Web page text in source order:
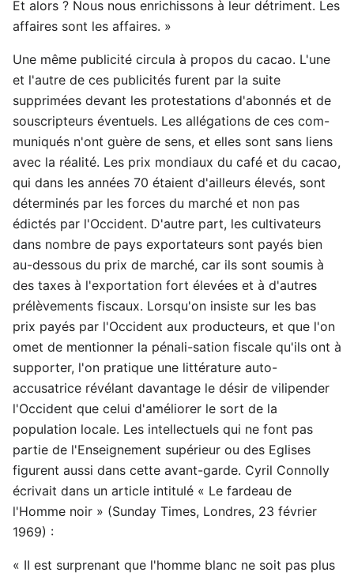
Et alors ? Nous nous enrichissons à leur détriment. Les
affaires sont les affaires. »
Une même publicité circula à propos du cacao. L'une
et l'autre de ces publicités furent par la suite
supprimées devant les protestations d'abonnés et de
souscripteurs éventuels. Les allégations de ces com-
muniqués n'ont guère de sens, et elles sont sans liens
avec la réalité. Les prix mondiaux du café et du cacao,
qui dans les années 70 étaient d'ailleurs élevés, sont
déterminés par les forces du marché et non pas
édictés par l'Occident. D'autre part, les cultivateurs
dans nombre de pays exportateurs sont payés bien
au-dessous du prix de marché, car ils sont soumis à
des taxes à l'exportation fort élevées et à d'autres
prélèvements fiscaux. Lorsqu'on insiste sur les bas
prix payés par l'Occident aux producteurs, et que l'on
omet de mentionner la pénali-sation fiscale qu'ils ont à
supporter, l'on pratique une littérature auto-
accusatrice révélant davantage le désir de vilipender
l'Occident que celui d'améliorer le sort de la
population locale. Les intellectuels qui ne font pas
partie de l'Enseignement supérieur ou des Eglises
figurent aussi dans cette avant-garde. Cyril Connolly
écrivait dans un article intitulé « Le fardeau de
l'Homme noir » (Sunday Times, Londres, 23 février
1969) :
« II est surprenant que l'homme blanc ne soit pas plus